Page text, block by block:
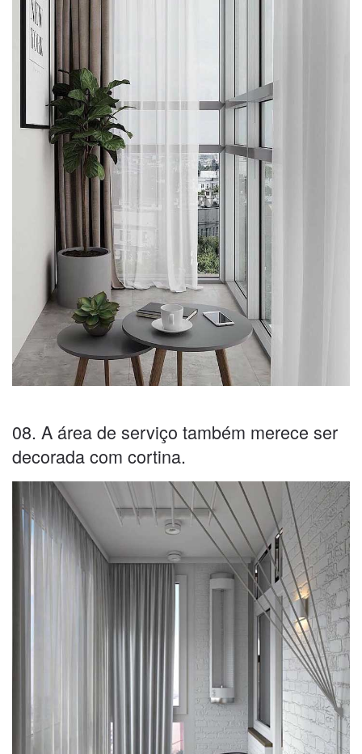
08. A área de serviço também merece ser
decorada com cortina.